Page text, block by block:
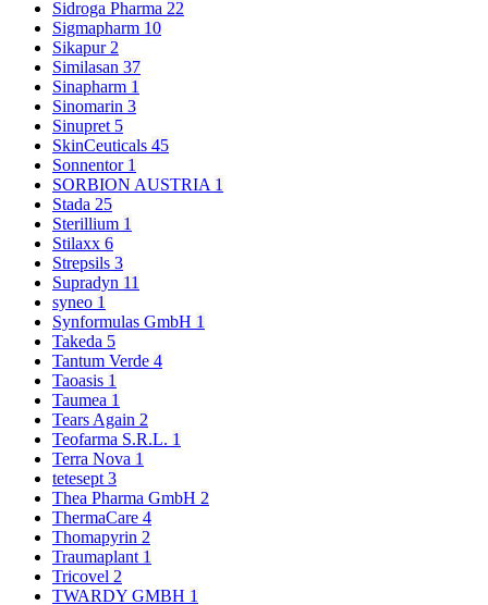
Sidroga Pharma 22
Sigmapharm 10
Sikapur2
Similasan 37
Sinapharm 1
Sinomarin 3
Sinupret 5
SkinCeuticals 45
Sonnentor 1
SORBION AUSTRIA 1
Stada 25
Sterillium 1
Stilaxx 6
Strepsils 3
Supradyn 11
syneo 1
Synformulas GmbH 1
Takeda 5
Tantum Verde 4
Taoasis 1
Taumea 1
Tears Again 2
Teofarma S.R.L. 1
Terra Nova 1
tetesept3
Thea Pharma GmbH 2
ThermaCare 4
Thomapyrin 2
Traumaplant 1
Tricovel 2
TWARDY GMBH 1